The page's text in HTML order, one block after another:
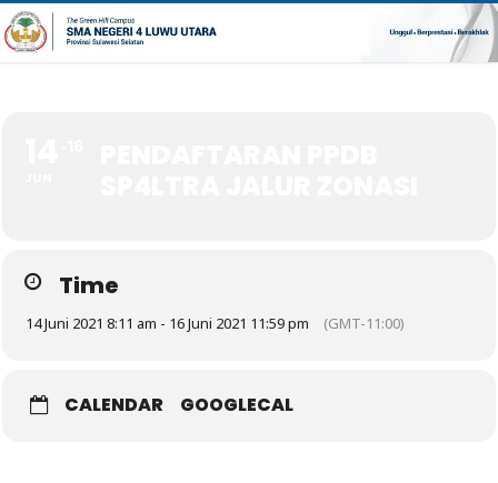
Time
14 Juni 2021 8:11 am - 16 Juni 2021 11:59 pm (GMT-11:00)
CALENDAR GOOGLECAL